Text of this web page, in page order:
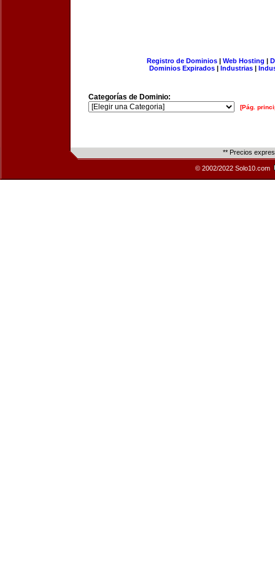
Registro de Dominios| Web Hosting |
Dominios Expirados | Industrias |
Categorías de Dominio:
[Pág.
** Precios
© 2002/2022 Solo10.com